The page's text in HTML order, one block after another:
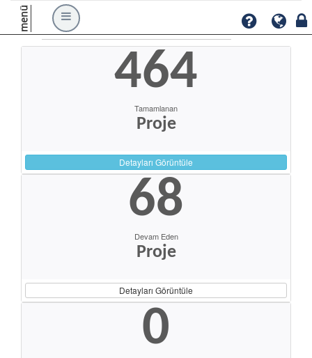
menü
464
Tamamlanan
Proje
Detayları Görüntüle
68
Devam Eden
Proje
Detayları Görüntüle
0